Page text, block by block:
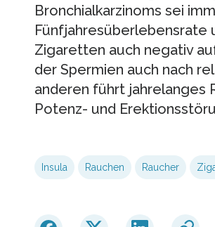
Bronchialkarzinoms sei
Fünfjahresüberlebensrate
Zigaretten auch negativ
der Spermien auch nach
anderen führt jahrelanges
Potenz- und
Insula Rauchen Raucher